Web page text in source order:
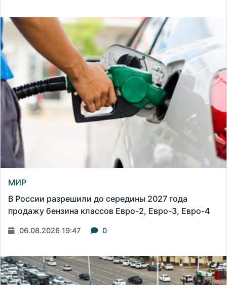
МИР
В России разрешили до середины 2027 года
продажу бензина классов Евро-2, Евро-3, Евро-4
06.08.2026 19:47 0